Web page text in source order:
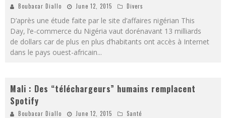
Boubacar Diallo June 12, 2015 Divers
D’après une étude faite par le site d’affaires nigérian This
Day, l’e-commerce du Nigéria vaut dorénavant 13 milliards
de dollars car de plus en plus d’habitants ont accès à Internet
dans le pays ouest-africain...
Mali : Des “téléchargeurs” humains remplacent
Spotify
Boubacar Diallo June 12, 2015 Santé